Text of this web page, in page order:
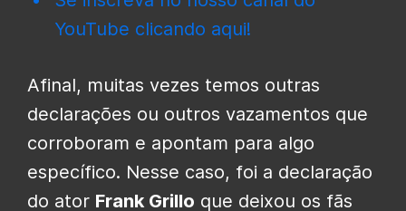
YouTube clicando aqui!
Afinal, muitas vezes temos outras
declarações ou outros vazamentos que
corroboram e apontam para algo
específico. Nesse caso, foi a declaração
do ator Frank Grillo que deixou os fãs